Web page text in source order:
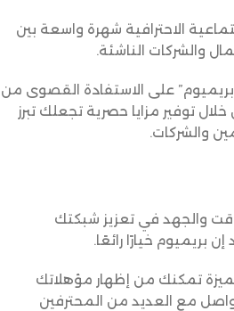
الاحترافية شهرة واسعة بين
والشركات الناشئة.
على الاستفادة القصوى من
توفير مزايا حصرية تجعلك تبرز
والشركات.
والجهد في تعزيز شبكتك
بريميوم خيارًا رائعًا.
تمكنك من إظهار مؤهلاتك
مع العديد من المحترفين